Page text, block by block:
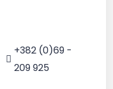
+382 (0)69 -
209 925